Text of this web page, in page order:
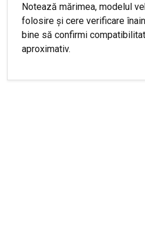
Notează mărimea, modelul
folosire și cere verificare
bine să confirmi
aproximativ.